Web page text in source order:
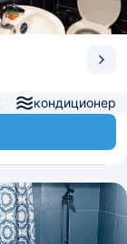
кондиционер